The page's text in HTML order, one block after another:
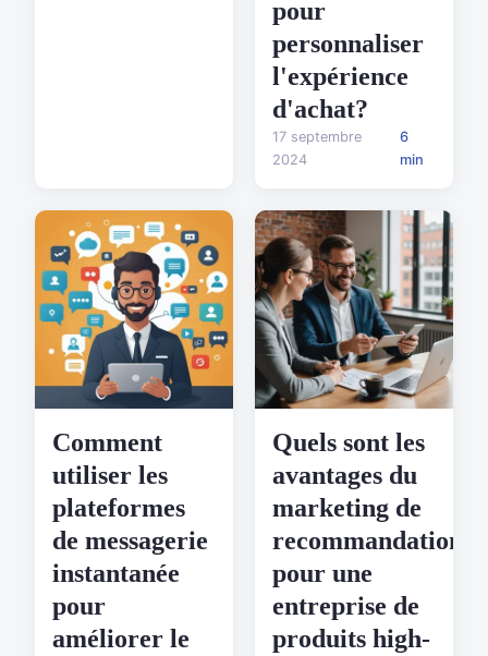
pour
personnaliser
l'expérience
d'achat?
17 septembre
2024
6
min
Comment
utiliser les
plateformes
de messagerie
instantanée
pour
améliorer le
Quels sont les
avantages du
marketing de
recommandation
pour une
entreprise de
produits high-